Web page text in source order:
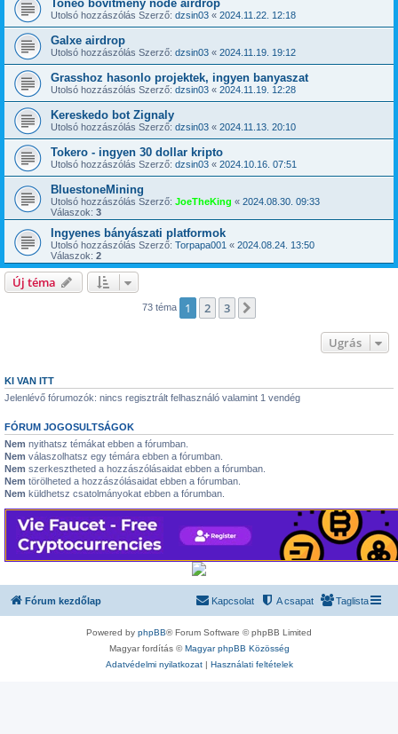
Toneo bovitmeny node airdrop
Utolsó hozzászólás Szerző: dzsin03 « 2024.11.22. 12:18
Galxe airdrop
Utolsó hozzászólás Szerző: dzsin03 « 2024.11.19. 19:12
Grasshoz hasonlo projektek, ingyen banyaszat
Utolsó hozzászólás Szerző: dzsin03 « 2024.11.19. 12:28
Kereskedo bot Zignaly
Utolsó hozzászólás Szerző: dzsin03 « 2024.11.13. 20:10
Tokero - ingyen 30 dollar kripto
Utolsó hozzászólás Szerző: dzsin03 « 2024.10.16. 07:51
BluestoneMining
Utolsó hozzászólás Szerző: JoeTheKing « 2024.08.30. 09:33
Válaszok: 3
Ingyenes bányászati platformok
Utolsó hozzászólás Szerző: Torpapa001 « 2024.08.24. 13:50
Válaszok: 2
Új téma
73 téma 1 2 3
Ugrás
KI VAN ITT
Jelenlévő fórumozók: nincs regisztrált felhasználó valamint 1 vendég
FÓRUM JOGOSULTSÁGOK
Nem nyithatsz témákat ebben a fórumban.
Nem válaszolhatsz egy témára ebben a fórumban.
Nem szerkesztheted a hozzászólásaidat ebben a fórumban.
Nem törölheted a hozzászólásaidat ebben a fórumban.
Nem küldhetsz csatolmányokat ebben a fórumban.
Fórum kezdőlap Taglista
A csapat
Kapcsolat
Powered by phpBB® Forum Software © phpBB Limited
Magyar fordítás ©Magyar phpBB Közösség
Adatvédelmi nyilatkozat| Használati feltételek